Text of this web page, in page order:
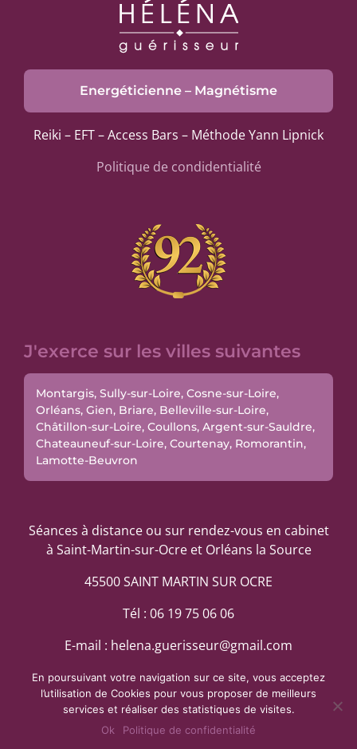
Energéticienne – Magnétisme
Reiki – EFT – Access Bars – Méthode Yann Lipnick
Politique de condidentialité
J'exerce sur les villes suivantes
Montargis, Sully-sur-Loire, Cosne-sur-Loire,
Orléans, Gien, Briare, Belleville-sur-Loire,
Châtillon-sur-Loire, Coullons, Argent-sur-Sauldre,
Chateauneuf-sur-Loire, Courtenay, Romorantin,
Lamotte-Beuvron
Séances à distance ou sur rendez-vous en cabinet
à Saint-Martin-sur-Ocre et Orléans la Source
45500 SAINT MARTIN SUR OCRE
Tél : 06 19 75 06 06
E-mail : helena.guerisseur@gmail.com
En poursuivant votre navigation sur ce site, vous acceptez
l’utilisation de Cookies pour vous proposer de meilleurs
services et réaliser des statistiques de visites.
Ok
Politique de confidentialité